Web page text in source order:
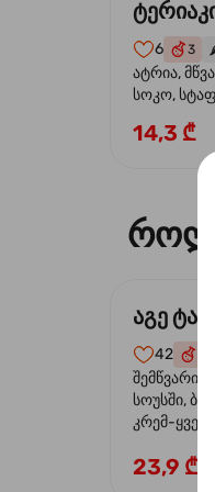
6 3
ატრია,
სოკო,
ტერიაკის
14,3 ₾
აგე
42
შემწვარი
სოუსში,
კრემ-
23,9 ₾